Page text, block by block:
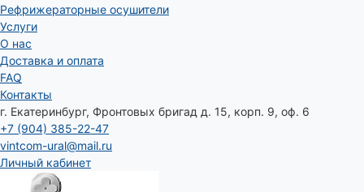
Рефрижераторные осушители
Услуги
О нас
Доставка и оплата
FAQ
Контакты
г. Екатеринбург, Фронтовых бригад д. 15, корп. 9, оф. 6
+7 (904) 385-22-47
vintcom-ural@mail.ru
Личный кабинет